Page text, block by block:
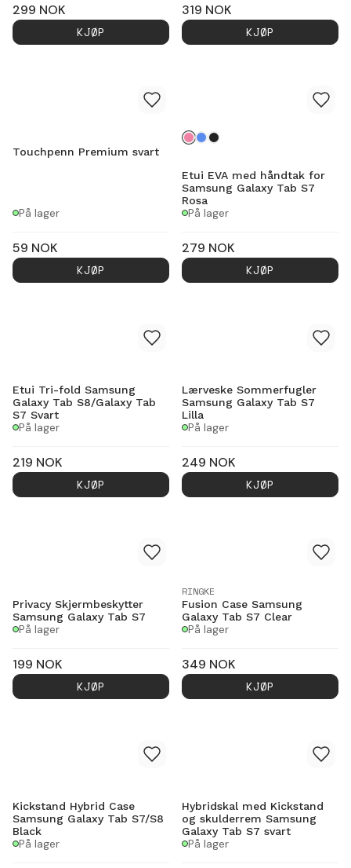
299 NOK
KJØP
319 NOK
KJØP
Touchpenn Premium svart
På lager
59 NOK
KJØP
Etui EVA med håndtak for
Samsung Galaxy Tab S7
Rosa
På lager
279 NOK
KJØP
Etui Tri-fold Samsung
Galaxy Tab S8/Galaxy Tab
S7 Svart
På lager
219 NOK
KJØP
Lærveske Sommerfugler
Samsung Galaxy Tab S7
Lilla
På lager
249 NOK
KJØP
Privacy Skjermbeskytter
Samsung Galaxy Tab S7
På lager
199 NOK
KJØP
RINGKE
Fusion Case Samsung
Galaxy Tab S7 Clear
På lager
349 NOK
KJØP
Kickstand Hybrid Case
Samsung Galaxy Tab S7/S8
Black
På lager
Hybridskal med Kickstand
og skulderrem Samsung
Galaxy Tab S7 svart
På lager